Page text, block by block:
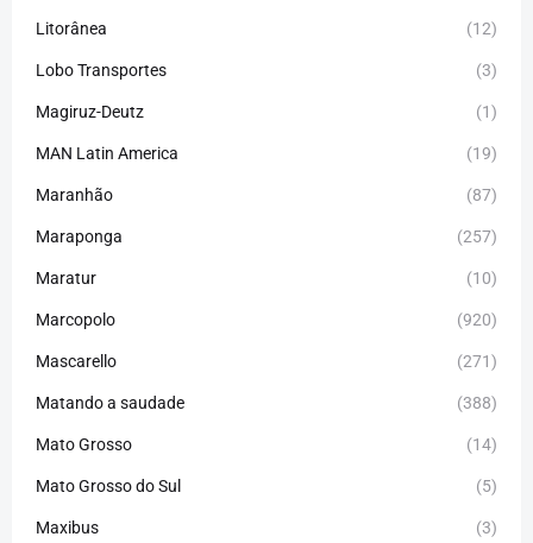
Litorânea (12)
Lobo Transportes (3)
Magiruz-Deutz (1)
MAN Latin America (19)
Maranhão (87)
Maraponga (257)
Maratur (10)
Marcopolo (920)
Mascarello (271)
Matando a saudade (388)
Mato Grosso (14)
Mato Grosso do Sul (5)
Maxibus (3)